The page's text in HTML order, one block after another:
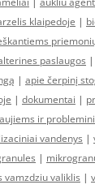
klaipedoje |
paslaugos |
| apie čerpinį
| dokumentai |
ir
vandenys |
|
vamzdziu valiklis |